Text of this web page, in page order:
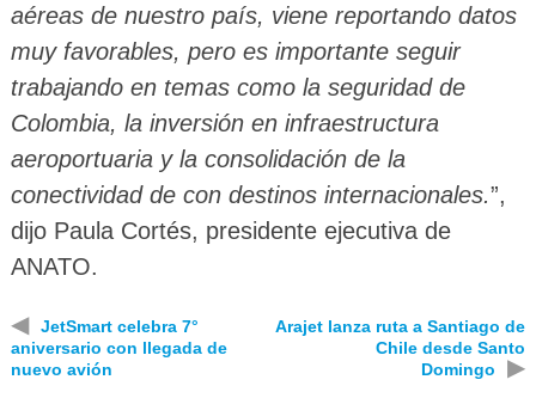
aéreas de nuestro país, viene reportando datos
muy favorables, pero es importante seguir
trabajando en temas como la seguridad de
Colombia, la inversión en infraestructura
aeroportuaria y la consolidación de la
conectividad de con destinos internacionales.”,
dijo Paula Cortés, presidente ejecutiva de
ANATO.
◀
JetSmart celebra 7°
aniversario con llegada de
nuevo avión
Arajet lanza ruta a Santiago de
Chile desde Santo
Domingo
▶